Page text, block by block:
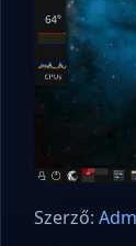
Szerző: